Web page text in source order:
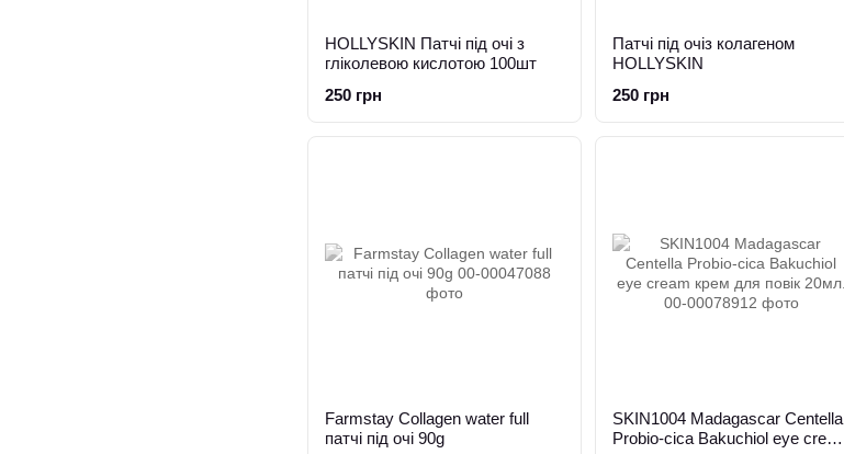
HOLLYSKIN Патчі під очі з
гліколевою кислотою 100шт
250 грн
Патчі під очіз колагеном
HOLLYSKIN
250 грн
Farmstay Collagen water full
патчі під очі 90g
SKIN1004 Madagascar Centella
Probio-cica Bakuchiol eye cream